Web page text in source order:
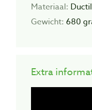
Materiaal:
Gewicht: 680
Extra